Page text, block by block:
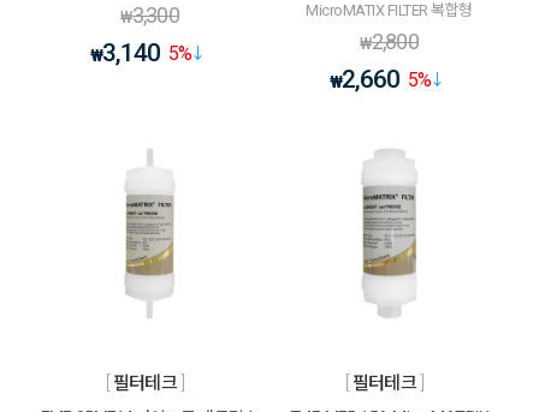
₩3,300
₩3,140 5%
MicroMATIX FILTER 복합형
₩2,800
₩2,660 5%
필터테크 필터테크